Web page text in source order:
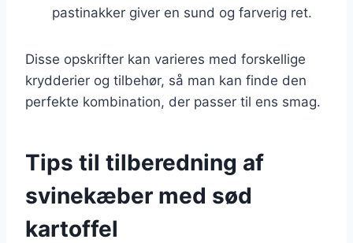
pastinakker giver en sund og farverig ret.
Disse opskrifter kan varieres med forskellige
krydderier og tilbehør, så man kan finde den
perfekte kombination, der passer til ens smag.
Tips til tilberedning af
svinekæber med sød
kartoffel